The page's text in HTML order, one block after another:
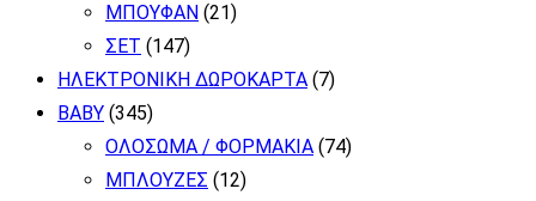
ΜΠΟΥΦΑΝ (21)
ΣΕΤ (147)
ΗΛΕΚΤΡΟΝΙΚΗ ΔΩΡΟΚΑΡΤΑ (7)
BABY (345)
ΟΛΟΣΩΜΑ / ΦΟΡΜΑΚΙΑ (74)
ΜΠΛΟΥΖΕΣ (12)